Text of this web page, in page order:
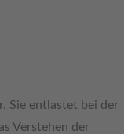
Sie entlastet bei der
Verstehen der